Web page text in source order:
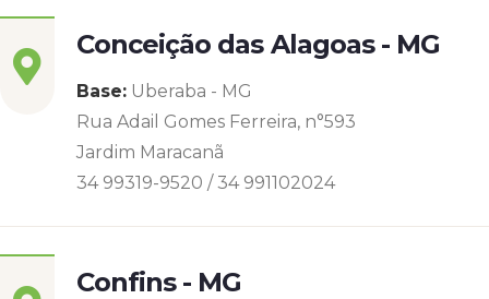
Conceição das Alagoas - MG
Base: Uberaba - MG
Rua Adail Gomes Ferreira, n°593
Jardim Maracanã
34 99319-9520 / 34 991102024
Confins - MG